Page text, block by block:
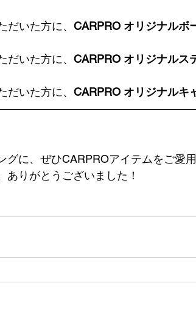
だいた方に、 CARPRO オリジナルボ
だいた方に、 CARPRO オリジナルス
だいた方に、 CARPRO オリジナルキ
グに、ぜひCARPROアイテムをご愛
ありがとうございました！